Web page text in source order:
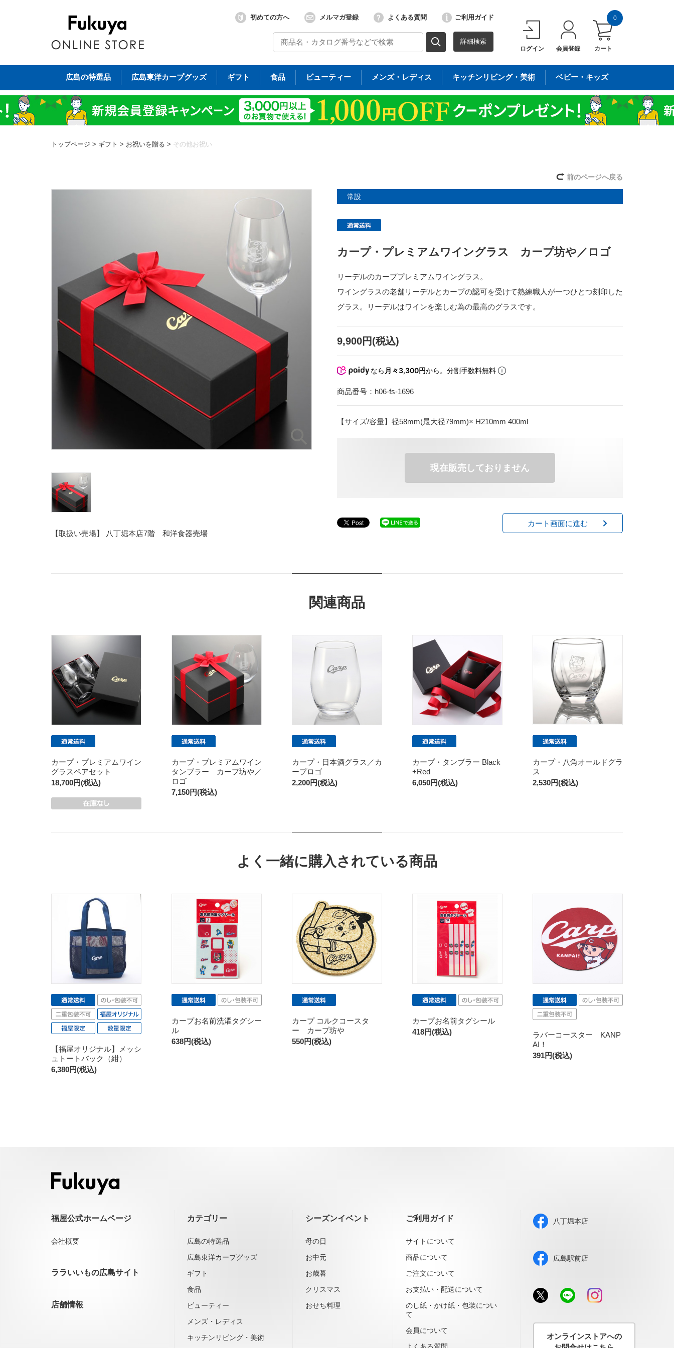
詳細検索
初めての方へ メルマガ登録 よくある質問 ご利用ガイド
ログイン 会員登録 カート
0
広島の特選品 広島東洋カープグッズ ギフト 食品 ビューティー メンズ・レディス キッチンリビング・美術 ベビー・キッズ
トップページ > ギフト > お祝いを贈る > その他お祝い
前のページへ戻る
【取扱い売場】 八丁堀本店7階 和洋食器売場
常設
カープ・プレミアムワイングラス カープ坊や／ロゴ
リーデルのカーププレミアムワイングラス。
ワイングラスの老舗リーデルとカープの認可を受けて熟練職人が一つひとつ刻印した
グラス。リーデルはワインを楽しむ為の最高のグラスです。
9,900円(税込)
なら 月々3,300円から。分割手数料無料
商品番号： h06-fs-1696
【サイズ/容量】径58mm(最大径79mm)× H210mm 400ml
現在販売しておりません
カート画面に進む
関連商品
カープ・プレミアムワイン
グラスペアセット
18,700円(税込)
カープ・プレミアムワイン
タンブラー カープ坊や／
ロゴ
7,150円(税込)
カープ・日本酒グラス／カ
ープロゴ
2,200円(税込)
カープ・タンブラー Black
+Red
6,050円(税込)
カープ・八角オールドグラ
ス
2,530円(税込)
よく一緒に購入されている商品
【福屋オリジナル】メッシ
ュトートバック（紺）
6,380円(税込)
カープお名前洗濯タグシー
ル
638円(税込)
カープ コルクコースタ
ー カープ坊や
550円(税込)
カープお名前タグシール
418円(税込)
ラバーコースター KANP
AI！
391円(税込)
福屋公式ホームページ
会社概要
ララいいもの広島サイト
店舗情報
カテゴリー
広島の特選品
広島東洋カープグッズ
ギフト
食品
ビューティー
メンズ・レディス
キッチンリビング・美術
シーズンイベント
母の日
お中元
お歳暮
クリスマス
おせち料理
ご利用ガイド
サイトについて
商品について
ご注文について
お支払い・配送について
のし紙・かけ紙・包装につい
て
会員について
よくある質問
八丁堀本店
広島駅前店
オンラインストアへの